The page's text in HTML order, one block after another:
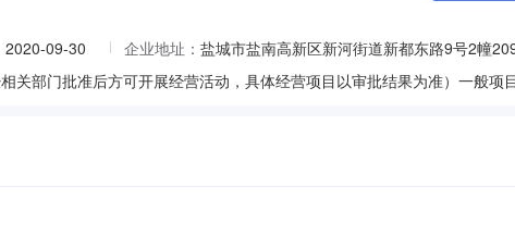
2020-09-30 企业地址： 盐城市盐南高新区新河街道新都东路9号2幢